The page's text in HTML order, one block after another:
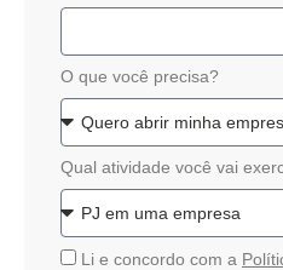
O que você precisa?
Qual atividade você vai
Li e concordo com a